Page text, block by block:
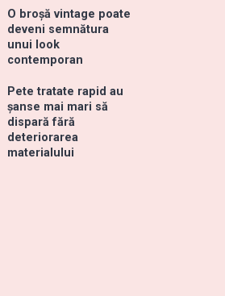
O broșă vintage poate
deveni semnătura
unui look
contemporan
Pete tratate rapid au
șanse mai mari să
dispară fără
deteriorarea
materialului